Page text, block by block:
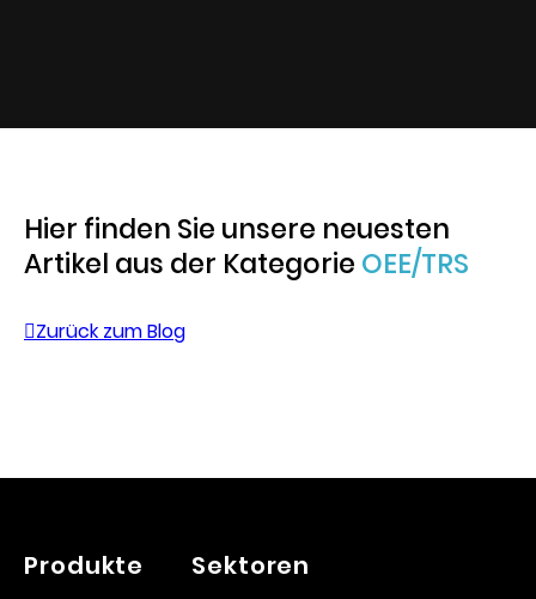
Hier finden Sie unsere neuesten
Artikel aus der Kategorie OEE/TRS
Zurück zum Blog
Produkte Sektoren